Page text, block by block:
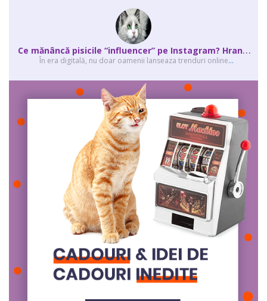
C
e mănâncă pisicile “influencer” pe Instagram? Hrana lor virală
În era digitală, nu doar oamenii lanseaza trenduri online...